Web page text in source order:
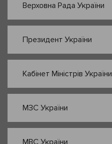
Верховна Рада України
Президент України
Кабінет Міністрів України
МЗС України